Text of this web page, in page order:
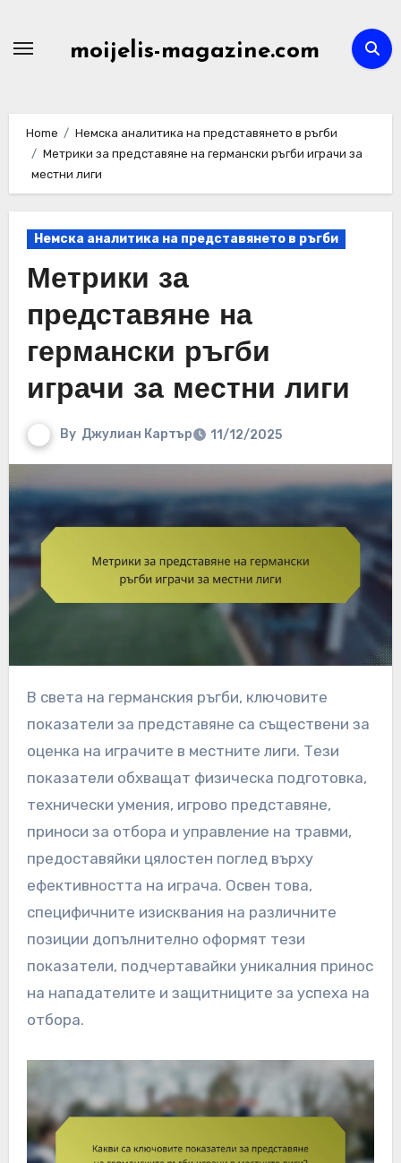
moijelis-magazine.com
Home
Немска аналитика на представянето в ръгби
Метрики за представяне на германски ръгби играчи за
местни лиги
Немска аналитика на представянето в ръгби
Метрики за
представяне на
германски ръгби
играчи за местни лиги
By Джулиан Картър 11/12/2025
В света на германския ръгби, ключовите
показатели за представяне са съществени за
оценка на играчите в местните лиги. Тези
показатели обхващат физическа подготовка,
технически умения, игрово представяне,
приноси за отбора и управление на травми,
предоставяйки цялостен поглед върху
ефективността на играча. Освен това,
специфичните изисквания на различните
позиции допълнително оформят тези
показатели, подчертавайки уникалния принос
на нападателите и защитниците за успеха на
отбора.